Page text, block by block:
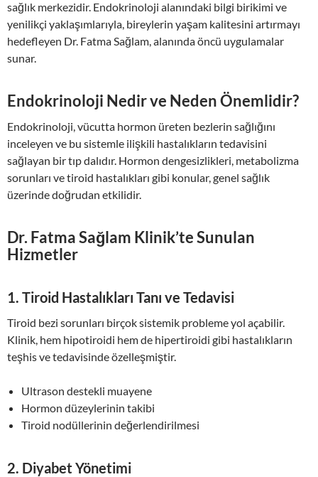
sağlık merkezidir. Endokrinoloji alanındaki bilgi birikimi ve
yenilikçi yaklaşımlarıyla, bireylerin yaşam kalitesini artırmayı
hedefleyen Dr. Fatma Sağlam, alanında öncü uygulamalar
sunar.
Endokrinoloji Nedir ve Neden Önemlidir?
Endokrinoloji, vücutta hormon üreten bezlerin sağlığını
inceleyen ve bu sistemle ilişkili hastalıkların tedavisini
sağlayan bir tıp dalıdır. Hormon dengesizlikleri, metabolizma
sorunları ve tiroid hastalıkları gibi konular, genel sağlık
üzerinde doğrudan etkilidir.
Dr. Fatma Sağlam Klinik’te Sunulan
Hizmetler
1. Tiroid Hastalıkları Tanı ve Tedavisi
Tiroid bezi sorunları birçok sistemik probleme yol açabilir.
Klinik, hem hipotiroidi hem de hipertiroidi gibi hastalıkların
teşhis ve tedavisinde özelleşmiştir.
Ultrason destekli muayene
Hormon düzeylerinin takibi
Tiroid nodüllerinin değerlendirilmesi
2. Diyabet Yönetimi